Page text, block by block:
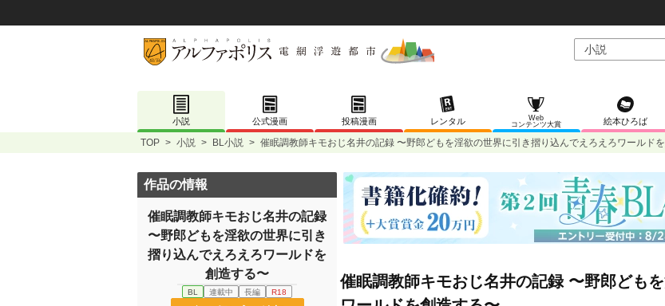
小説 公式漫画 投稿漫画 レンタル
Web
コンテンツ大賞
絵本ひろば
TOP > 小説 > BL小説 > 催眠調教師キモおじ名井の記録 〜野郎どもを淫欲の世界に引き摺り込んでえろえろワールド
催眠調教師キモおじ名井の記録 〜野郎ども
作品の情報
催眠調教師キモおじ名井の記録
〜野郎どもを淫欲の世界に引き
摺り込んでえろえろワールドを
創造する〜
BL 連載中 長編 R18